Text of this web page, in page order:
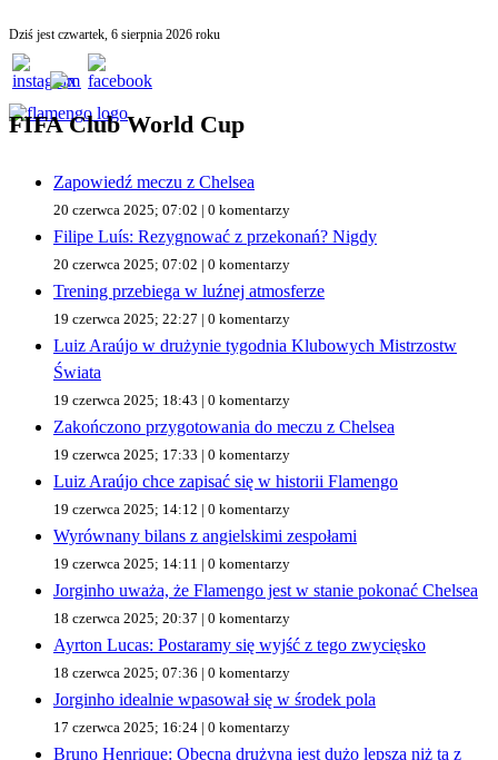
Dziś jest czwartek, 6 sierpnia 2026 roku
FIFA Club World Cup
Zapowiedź meczu z Chelsea
20 czerwca 2025; 07:02 | 0 komentarzy
Filipe Luís: Rezygnować z przekonań? Nigdy
20 czerwca 2025; 07:02 | 0 komentarzy
Trening przebiega w luźnej atmosferze
19 czerwca 2025; 22:27 | 0 komentarzy
Luiz Araújo w drużynie tygodnia Klubowych Mistrzostw
Świata
19 czerwca 2025; 18:43 | 0 komentarzy
Zakończono przygotowania do meczu z Chelsea
19 czerwca 2025; 17:33 | 0 komentarzy
Luiz Araújo chce zapisać się w historii Flamengo
19 czerwca 2025; 14:12 | 0 komentarzy
Wyrównany bilans z angielskimi zespołami
19 czerwca 2025; 14:11 | 0 komentarzy
Jorginho uważa, że ​​Flamengo jest w stanie pokonać Chelsea
18 czerwca 2025; 20:37 | 0 komentarzy
Ayrton Lucas: Postaramy się wyjść z tego zwycięsko
18 czerwca 2025; 07:36 | 0 komentarzy
Jorginho idealnie wpasował się w środek pola
17 czerwca 2025; 16:24 | 0 komentarzy
Bruno Henrique: Obecna drużyna jest dużo lepsza niż ta z